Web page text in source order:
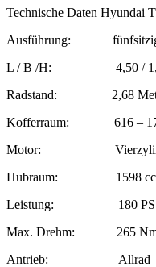
Technische Daten Hyundai
Ausführung:
L / B /H: 4,50 / 1,87
Radstand: 2,68
Kofferraum: 616 –
Motor: Vierzylinder
Hubraum: 1598
Leistung: 180 PS
Max. Drehm: 265 Nm
Antrieb: Allrad